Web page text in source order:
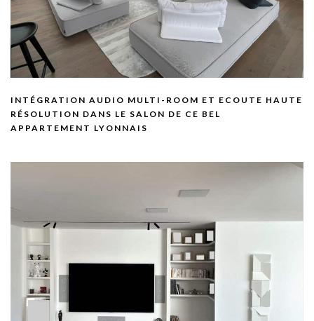
INTÉGRATION AUDIO MULTI-ROOM ET ECOUTE HAUTE
RÉSOLUTION DANS LE SALON DE CE BEL
APPARTEMENT LYONNAIS